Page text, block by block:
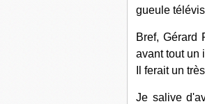
gueule
Bref, Gérard
avant tout un
Il ferait un
Je salive